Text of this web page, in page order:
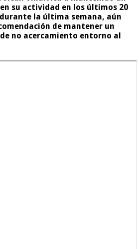
su actividad en los últimos 20
la última semana, aún
de mantener un
no acercamiento entorno al